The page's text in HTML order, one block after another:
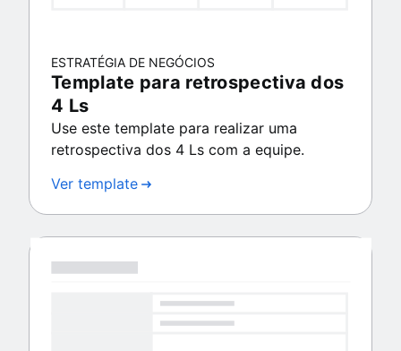
ESTRATÉGIA DE NEGÓCIOS
Template para retrospectiva dos
4 Ls
Use este template para realizar uma
retrospectiva dos 4 Ls com a equipe.
Ver template